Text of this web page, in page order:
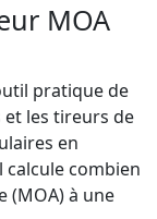
MOA
pratique de
les tireurs de
en
calcule combien
(MOA) à une